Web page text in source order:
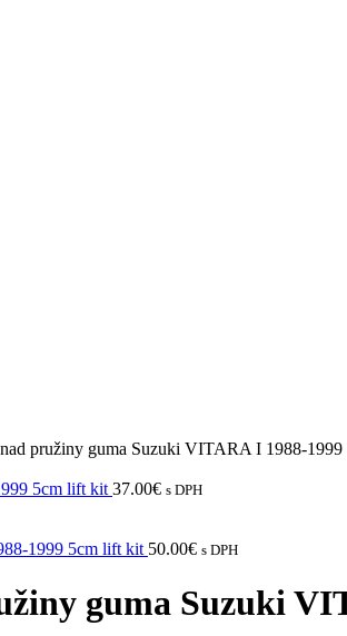
pružiny guma Suzuki VITARA I 1988-
5cm lift kit 37.00€ s DPH
1999 5cm lift kit 50.00€ s DPH
guma Suzuki